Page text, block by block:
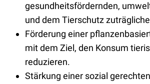
gesundheitsfördernden,
und dem Tierschutz
Förderung einer
mit dem Ziel, den Konsum
reduzieren.
Stärkung einer sozial